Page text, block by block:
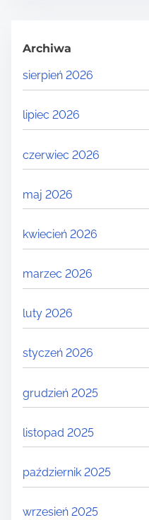
Archiwa
sierpień 2026
lipiec 2026
czerwiec 2026
maj 2026
kwiecień 2026
marzec 2026
luty 2026
styczeń 2026
grudzień 2025
listopad 2025
październik 2025
wrzesień 2025